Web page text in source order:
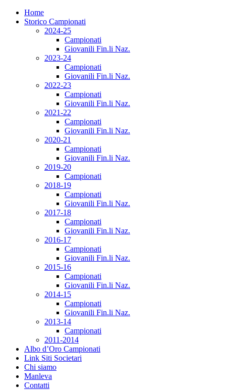
Home
Storico Campionati
2024-25
Campionati
Giovanili Fin.li Naz.
2023-24
Campionati
Giovanili Fin.li Naz.
2022-23
Campionati
Giovanili Fin.li Naz.
2021-22
Campionati
Giovanili Fin.li Naz.
2020-21
Campionati
Giovanili Fin.li Naz.
2019-20
Campionati
2018-19
Campionati
Giovanili Fin.li Naz.
2017-18
Campionati
Giovanili Fin.li Naz.
2016-17
Campionati
Giovanili Fin.li Naz.
2015-16
Campionati
Giovanili Fin.li Naz.
2014-15
Campionati
Giovanili Fin.li Naz.
2013-14
Campionati
2011-2014
Albo d’Oro Campionati
Link Siti Societari
Chi siamo
Manleva
Contatti